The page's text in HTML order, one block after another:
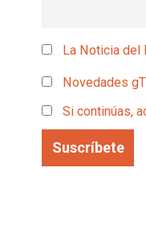
La Noticia del
Novedades
Si continúas,